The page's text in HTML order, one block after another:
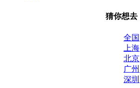
猜你想去
全国
上海
北京
广州
深圳